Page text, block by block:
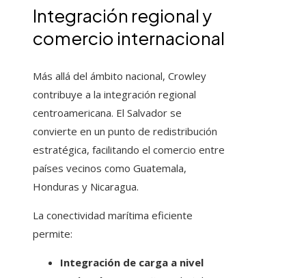
Integración regional y
comercio internacional
Más allá del ámbito nacional, Crowley
contribuye a la integración regional
centroamericana. El Salvador se
convierte en un punto de redistribución
estratégica, facilitando el comercio entre
países vecinos como Guatemala,
Honduras y Nicaragua.
La conectividad marítima eficiente
permite:
Integración de carga a nivel